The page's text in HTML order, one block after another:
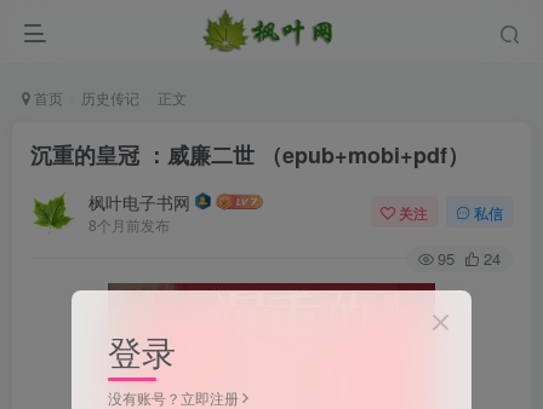
首页 历史传记 正文
沉重的皇冠 ：威廉二世 （epub+mobi+pdf）
枫叶电子书网
8个月前发布
关注 私信
95 24
登录
没有账号？立即注册